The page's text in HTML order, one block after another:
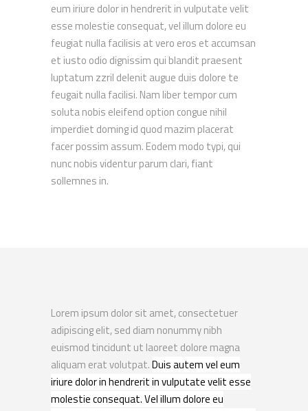
eum iriure dolor in hendrerit in vulputate velit
esse molestie consequat, vel illum dolore eu
feugiat nulla facilisis at vero eros et accumsan
et iusto odio dignissim qui blandit praesent
luptatum zzril delenit augue duis dolore te
feugait nulla facilisi. Nam liber tempor cum
soluta nobis eleifend option congue nihil
imperdiet doming id quod mazim placerat
facer possim assum. Eodem modo typi, qui
nunc nobis videntur parum clari, fiant
sollemnes in.
Lorem ipsum dolor sit amet, consectetuer
adipiscing elit, sed diam nonummy nibh
euismod tincidunt ut laoreet dolore magna
aliquam erat volutpat.Duis autem vel eum
iriure dolor in hendrerit in vulputate velit esse
molestie consequat. Vel illum dolore eu